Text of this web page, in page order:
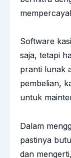
Software
saja, tetapi
pranti lunak
pembelian,
untuk
Dalam
pastinya
dan